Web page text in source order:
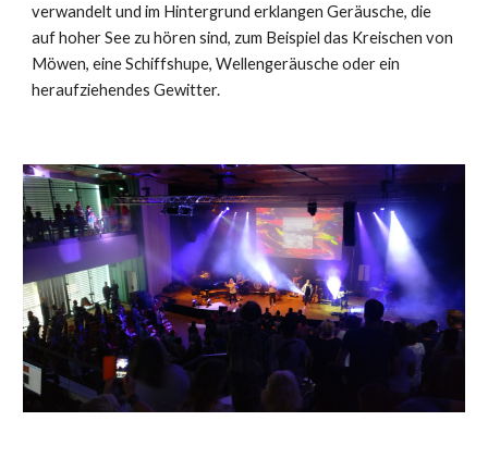
verwandelt und im Hintergrund erklangen Geräusche, die
auf hoher See zu hören sind, zum Beispiel das Kreischen von
Möwen, eine Schiffshupe, Wellengeräusche oder ein
heraufziehendes Gewitter.